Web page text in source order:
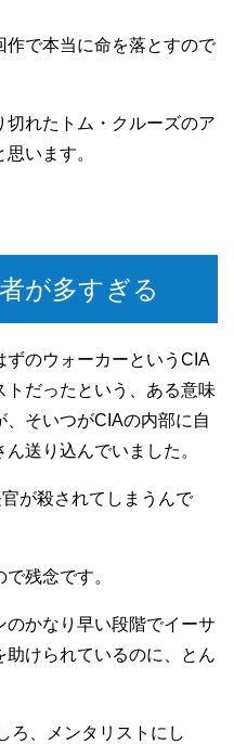
作で本当に命を落とすので
れたトム・クルーズのア
います。
が多すぎる
ずのウォーカーというCIA
だったという、ある意味
そいつがCIAの内部に自
送り込んでいました。
が殺されてしまうんで
残念です。
のかなり早い段階でイーサ
助けられているのに、とん
ろ、メンタリストにし